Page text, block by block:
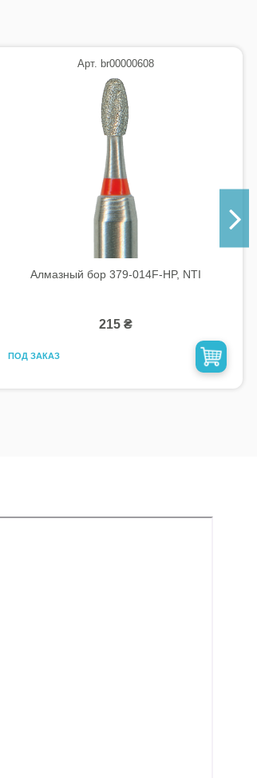
Арт. br00000608
Алмазный бор 379-014F-HP, NTI
215 ₴
ПОД ЗАКАЗ